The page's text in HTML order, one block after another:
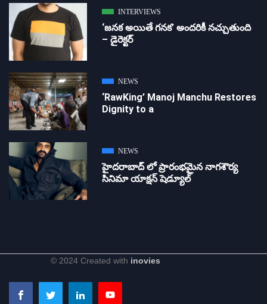
INTERVIEWS
‘జ‌న‌క అయితే గ‌న‌క‌’ అందరికీ నచ్చుతుంది
– డైరెక్ట‌ర్
NEWS
‘RawKing’ Manoj Manchu Restores
Dignity to a
NEWS
హైదరాబాద్ లో ప్రారంభమైన నాగశౌర్య
సినిమా యాక్షన్ షెడ్యూల్
© 2024 Created with inovies